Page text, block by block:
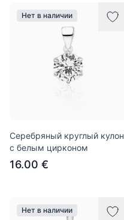
Нет в наличии
Серебряный круглый кулон
с белым цирконом
16.00 €
Нет в наличии